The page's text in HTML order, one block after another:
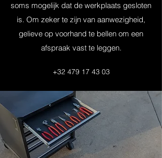
soms mogelijk dat de werkplaats gesloten
is. Om zeker te zijn van aanwezigheid,
gelieve op voorhand te bellen om een
afspraak vast te leggen.
+32 479 17 43 03